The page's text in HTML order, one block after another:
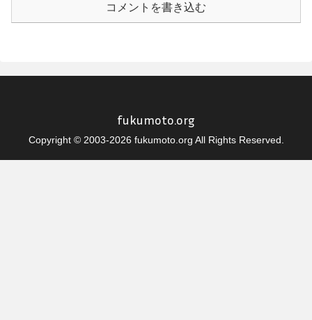
コメントを書き込む
fukumoto.org
Copyright © 2003-2026 fukumoto.org All Rights Reserved.